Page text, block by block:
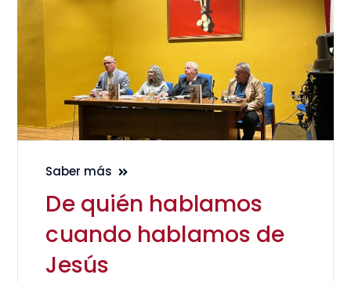
Saber más
De quién hablamos
cuando hablamos de
Jesús